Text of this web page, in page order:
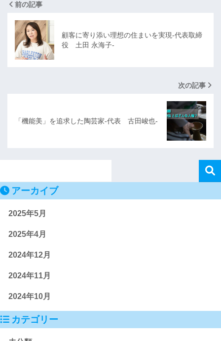
前の記事
顧客に寄り添い理想の住まいを実現-代表取締
役 土田 永海子-
次の記事
「機能美」を追求した陶芸家-代表 古田峻也-
アーカイブ
2025年5月
2025年4月
2024年12月
2024年11月
2024年10月
カテゴリー